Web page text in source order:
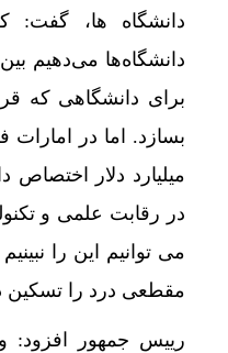
دانشگاه ها، گفت:
برای دانشگاهی که
میلیارد دلار
در رقابت علمی و
می توانیم این را
مقطعی درد را تسکین
رییس جمهور افزود: